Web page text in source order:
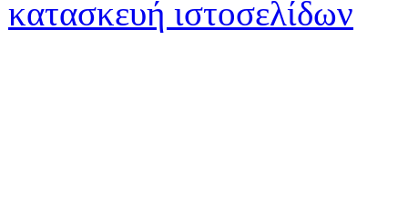
κατασκευή ιστοσελίδων